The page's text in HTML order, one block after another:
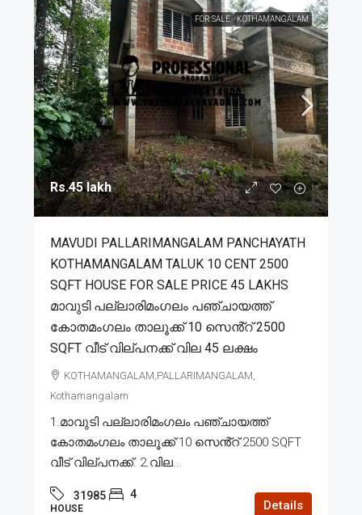
FOR SALE KOTHAMANGALAM
Rs.45 lakh
MAVUDI PALLARIMANGALAM PANCHAYATH
KOTHAMANGALAM TALUK 10 CENT 2500
SQFT HOUSE FOR SALE PRICE 45 LAKHS
മാവുടി പല്ലാരിമംഗലം പഞ്ചായത്ത്
കോതമംഗലം താലൂക്ക് 10 സെൻ്റ് 2500
SQFT വീട് വില്പനക്ക് വില 45 ലക്ഷം
KOTHAMANGALAM,PALLARIMANGALAM,
Kothamangalam
1.മാവുടി പല്ലാരിമംഗലം പഞ്ചായത്ത്
കോതമംഗലം താലൂക്ക് 10 സെൻ്റ് 2500 SQFT
വീട് വില്പനക്ക്. 2.വില...
31985 4
HOUSE Details